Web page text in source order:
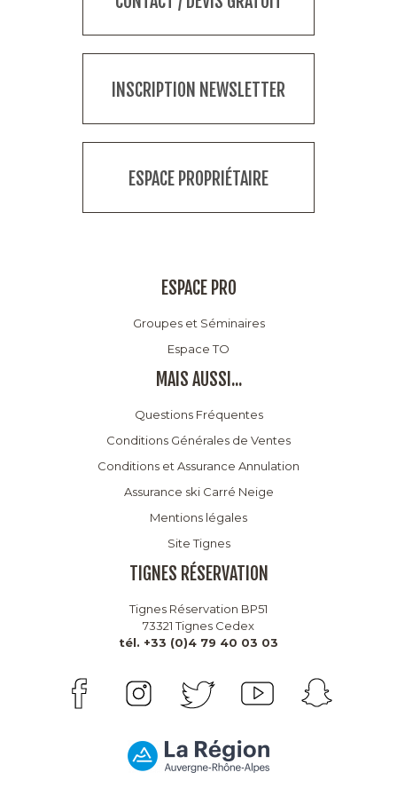
INSCRIPTION NEWSLETTER
ESPACE PROPRIÉTAIRE
ESPACE PRO
Groupes et Séminaires
Espace TO
MAIS AUSSI...
Questions Fréquentes
Conditions Générales de Ventes
Conditions et Assurance Annulation
Assurance ski Carré Neige
Mentions légales
Site Tignes
TIGNES RÉSERVATION
Tignes Réservation BP51
73321 Tignes Cedex
tél. +33 (0)4 79 40 03 03